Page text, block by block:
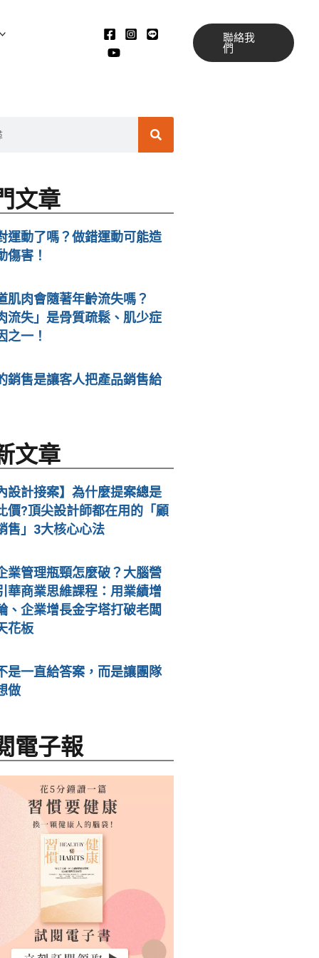
聯絡我
們
搜
文章
運動了嗎？做錯運動可能造
傷害！
肌肉會隨著年齡流失嗎？
流失」是骨質疏鬆、肌少症
之一！
銷售是讓客人把產品銷售給
文章
設計接案】為什麼提案總是
價?頂尖設計師都在用的「顧
售」3大核心心法
業管理瓶頸怎麼破？大腦營
華商業思維課程：用業績增
、企業增長金字塔打破老闆
花板
是一直給答案，而是讓團隊
做
電子報